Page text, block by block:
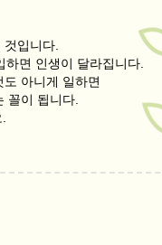
입니다.
면 인생이 달라집니다.
아니게 일하면
꼴이 됩니다.